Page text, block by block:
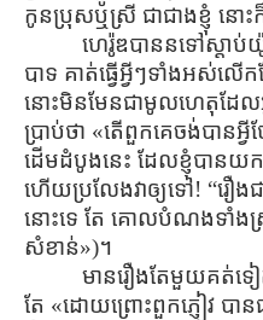
កូនប្រុសឬស្រី ជាជាងខ្ញុំ នោ
ហេរ៉ូឌបាននទៅស្ដាប់
បាទ គាត់ធ្វើអ្វីៗទាំងអស់
នោះមិនមែនជាមូលហេតុដែលអ្ន
ប្រាប់ថា «តើពួកគេចង់បាន
ដើមដំបូងនេះ ដែលខ្ញុំបានយ
ហើយប្រលែងវាឲ្យទៅ! “រឿង
នោះទេ តែ គោលបំណងទាំងស្រុ
សំខាន់»)។
មានរឿងតែមួយគត់ទ
តែ «ដោយព្រោះពួកភ្ញៀវ បា